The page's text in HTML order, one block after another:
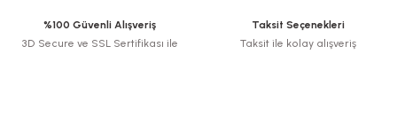
Ürün resmi kalitesiz, bozuk veya görüntülenemiyor.
%100 Güvenli Alışveriş
3D Secure ve SSL Sertifikası ile
Taksit Seçenekleri
Taksit ile kolay alışveriş